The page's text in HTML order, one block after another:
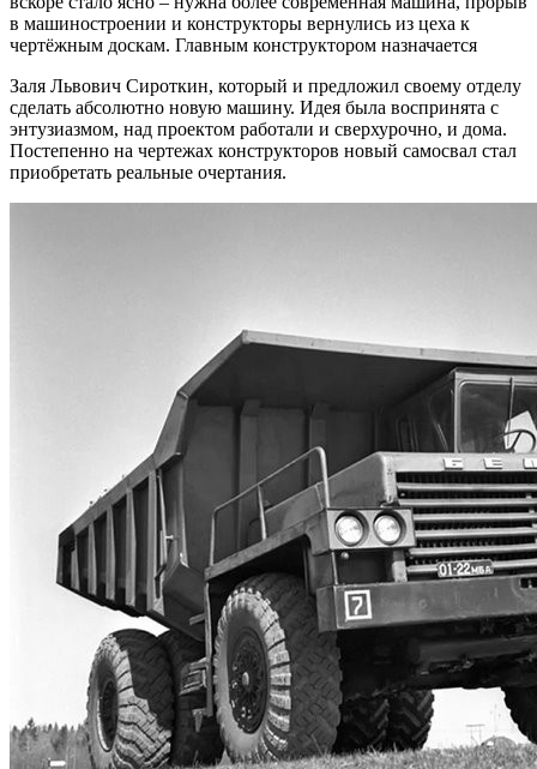
в машиностроении и конструкторы вернулись из цеха к
чертёжным доскам. Главным конструктором назначается
Заля Львович Сироткин, который и предложил своему отделу
сделать абсолютно новую машину. Идея была воспринята с
энтузиазмом, над проектом работали и сверхурочно, и дома.
Постепенно на чертежах конструкторов новый самосвал стал
приобретать реальные очертания.